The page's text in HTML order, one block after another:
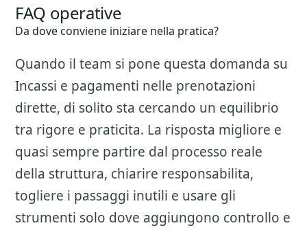
FAQ operative
Da dove conviene iniziare nella pratica?
Quando il team si pone questa domanda su
Incassi e pagamenti nelle prenotazioni
dirette, di solito sta cercando un equilibrio
tra rigore e praticita. La risposta migliore e
quasi sempre partire dal processo reale
della struttura, chiarire responsabilita,
togliere i passaggi inutili e usare gli
strumenti solo dove aggiungono controllo e